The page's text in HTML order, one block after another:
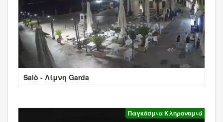
Salò - Λίμνη Garda
Παγκόσμια Κληρονομιά